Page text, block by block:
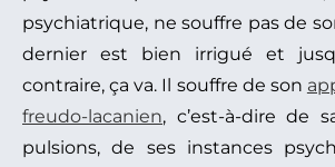
psychiatrique, ne souffre pas de
dernier est bien irrigué et
contraire, ça va. Il souffre de son
freudo-lacanien, c’est-à-dire de
pulsions, de ses instances